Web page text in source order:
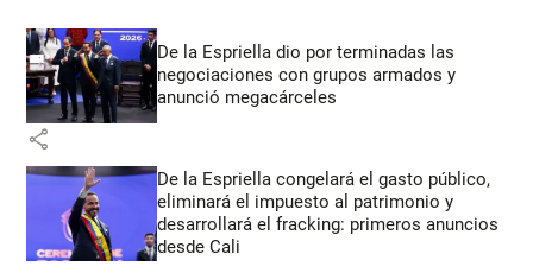
De la Espriella dio por terminadas las
negociaciones con grupos armados y
anunció megacárceles
share
De la Espriella congelará el gasto público,
eliminará el impuesto al patrimonio y
desarrollará el fracking: primeros anuncios
desde Cali